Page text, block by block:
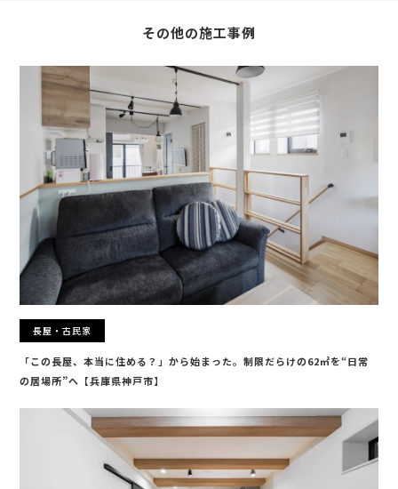
その他の施工事例
長屋・古民家
「この長屋、本当に住める？」から始まった。制限だらけの62㎡を“日常
の居場所”へ【兵庫県神戸市】